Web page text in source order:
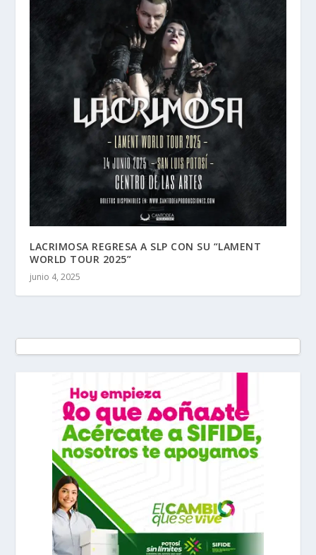
LACRIMOSA REGRESA A SLP CON SU “LAMENT
WORLD TOUR 2025”
junio 4, 2025